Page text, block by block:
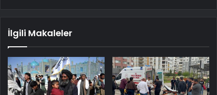
İlgili Makaleler